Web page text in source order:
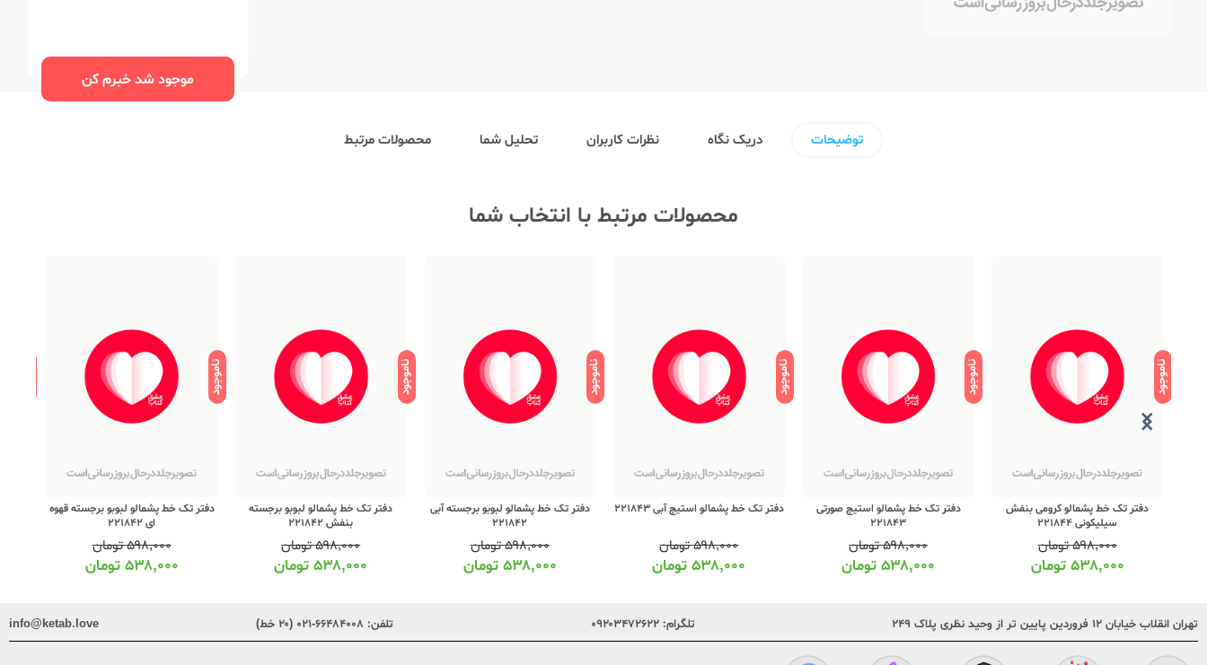
موجود شد خبرم کن
توضیحات دریک نگاه نظرات کاربران تحلیل شما محصولات مرتبط
محصولات مرتبط با انتخاب شما
ناموجود
دفتر تک خط پشمالو کرومی بنفش
سیلیکونی 221844
۵۹۸,۰۰۰تومان
۵۳۸,۰۰۰ تومان
ناموجود
دفتر تک خط پشمالو استیچ صورتی
221843
۵۹۸,۰۰۰تومان
۵۳۸,۰۰۰تومان
ناموجود
دفتر تک خط پشمالو استیچ آبی 221843
۵۹۸,۰۰۰تومان
۵۳۸,۰۰۰تومان
ناموجود
دفتر تک خط پشمالو لبوبو برجسته آبی
221842
۵۹۸,۰۰۰تومان
۵۳۸,۰۰۰ تومان
ناموجود
دفتر تک خط پشمالو لبوبو برجسته
بنفش 221842
۵۹۸,۰۰۰تومان
۵۳۸,۰۰۰تومان
ناموجود
دفتر تک خط پشمالو لبوبو برجسته قهوه
ای 221842
۵۹۸,۰۰۰تومان
۵۳۸,۰۰۰ تومان
تهران انقلاب خیابان ۱۲ فروردین پایین تر از وحید نظری پلاک ۲۴۹ تلگرام: ۰۹۲۰۳۴۷۲۶۲۲ تلفن: ۶۶۴۸۴۰۰۸-۰۲۱ (۲۰ خط) info@ketab.love